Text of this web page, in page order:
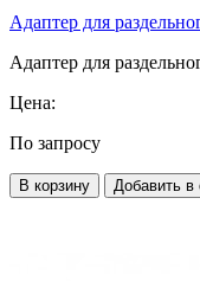
Адаптер для
Адаптер для
Цена:
По запросу
В корзину Добавить в